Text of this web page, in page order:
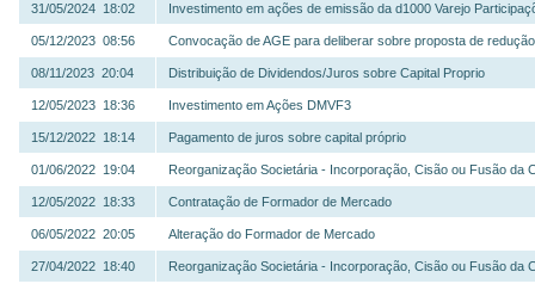
31/05/2024 18:02 Investimento em ações de emissão da d1000 Varejo
05/12/2023 08:56 Convocação de AGE para deliberar sobre proposta de
08/11/2023 20:04 Distribuição de Dividendos/Juros sobre Capital Proprio
12/05/2023 18:36 Investimento em Ações DMVF3
15/12/2022 18:14 Pagamento de juros sobre capital próprio
01/06/2022 19:04 Reorganização Societária - Incorporação, Cisão ou Fusão da
12/05/2022 18:33 Contratação de Formador de Mercado
06/05/2022 20:05 Alteração do Formador de Mercado
27/04/2022 18:40 Reorganização Societária - Incorporação, Cisão ou Fusão da